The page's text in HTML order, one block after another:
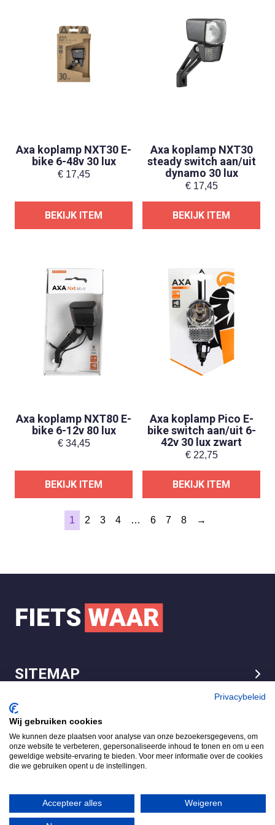
Axa koplamp NXT30 E-
bike 6-48v 30 lux
€17,45
BEKIJK ITEM
Axa koplamp NXT30
steady switch aan/uit
dynamo 30 lux
€17,45
BEKIJK ITEM
Axa koplamp NXT80 E-
bike 6-12v 80 lux
€34,45
BEKIJK ITEM
Axa koplamp Pico E-
bike switch aan/uit 6-
42v 30 lux zwart
€22,75
BEKIJK ITEM
1 2 3 4 … 6 7 8 →
SITEMAP
LEGAL
FietsWaar.nl
4.7
Gebaseerd op 540 reviews
Review ons op
Privacybeleid
Wij gebruiken cookies
We kunnen deze plaatsen voor analyse van onze bezoekersgegevens, om
onze website te verbeteren, gepersonaliseerde inhoud te tonen en om u een
geweldige website-ervaring te bieden. Voor meer informatie over de cookies
die we gebruiken opent u de instellingen.
Accepteer alles Weigeren